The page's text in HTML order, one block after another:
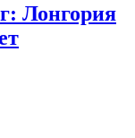
Лонгория